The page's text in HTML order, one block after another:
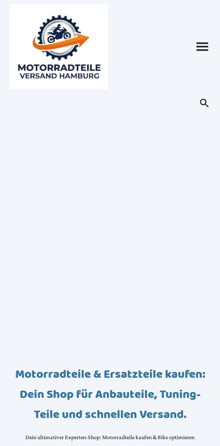
Motorradteile & Ersatzteile kaufen:
Dein Shop für Anbauteile, Tuning-
Teile und schnellen Versand.
Dein ultimativer Experten-Shop: Motorradteile kaufen & Bike optimieren